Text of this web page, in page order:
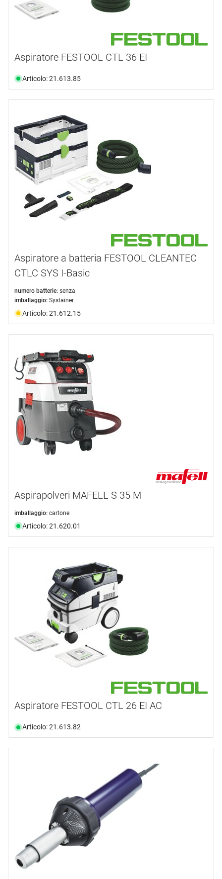
Aspiratore FESTOOL CTL 36 EI
Articolo: 21.613.85
Aspiratore a batteria FESTOOL CLEANTEC
CTLC SYS I-Basic
numero batterie: senza
imballaggio: Systainer
Articolo: 21.612.15
Aspirapolveri MAFELL S 35 M
imballaggio: cartone
Articolo: 21.620.01
Aspiratore FESTOOL CTL 26 EI AC
Articolo: 21.613.82